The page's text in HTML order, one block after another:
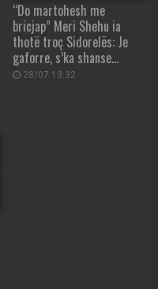
“Do martohesh me
bricjap” Meri Shehu ia
thotë troç Sidorelës: Je
gaforre, s’ka shanse…
28/07 13:32